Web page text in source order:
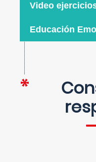
Video
Educación